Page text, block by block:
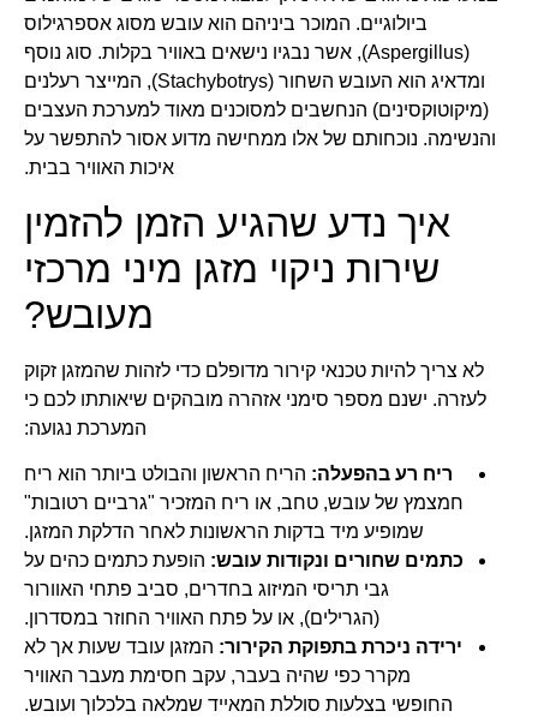
ביולוגיים. המוכר ביניהם הוא עובש מסוג אספרגילוס
(Aspergillus), אשר נבגיו נישאים באוויר בקלות. סוג נוסף
ומדאיג הוא העובש השחור (Stachybotrys), המייצר רעלנים
(מיקוטוקסינים) הנחשבים למסוכנים מאוד למערכת העצבים
והנשימה. נוכחותם של אלו ממחישה מדוע אסור להתפשר על
איכות האוויר בבית.
איך נדע שהגיע הזמן להזמין
שירות ניקוי מזגן מיני מרכזי
מעובש?
לא צריך להיות טכנאי קירור מדופלם כדי לזהות שהמזגן זקוק
לעזרה. ישנם מספר סימני אזהרה מובהקים שיאותתו לכם כי
המערכת נגועה:
ריח רע בהפעלה: הריח הראשון והבולט ביותר הוא ריח
חמצמץ של עובש, טחב, או ריח המזכיר "גרביים רטובות"
שמופיע מיד בדקות הראשונות לאחר הדלקת המזגן.
כתמים שחורים ונקודות עובש: הופעת כתמים כהים על
גבי תריסי המיזוג בחדרים, סביב פתחי האוורור
(הגרילים), או על פתח האוויר החוזר במסדרון.
ירידה ניכרת בתפוקת הקירור: המזגן עובד שעות אך לא
מקרר כפי שהיה בעבר, עקב חסימת מעבר האוויר
החופשי בצלעות סוללת המאייד שמלאה בלכלוך ועובש.